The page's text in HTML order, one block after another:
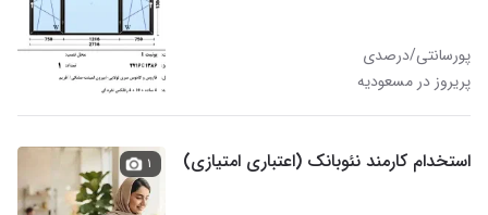
پورسانتی/درصدی
پریروز در مسعودیه
استخدام کارمند نئوبانک (اعتباری امتیازی) ۱